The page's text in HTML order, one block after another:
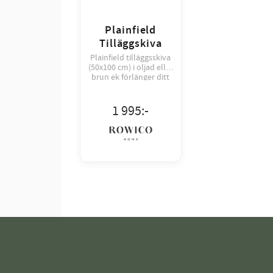
Plainfield
Tilläggskiva
Plainfield tilläggsskiva
(50x100 cm) i oljad eller
brun ek förlänger ditt
som enkelt fästs på
bordsändarna
1 995:-